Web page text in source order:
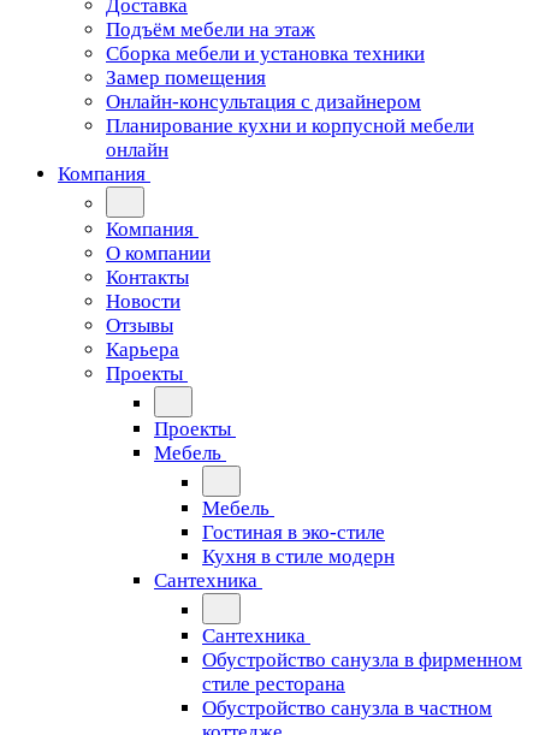
Доставка
Подъём мебели на этаж
Сборка мебели и установка техники
Замер помещения
Онлайн-консультация с дизайнером
Планирование кухни и корпусной мебели
онлайн
Компания
Компания
О компании
Контакты
Новости
Отзывы
Карьера
Проекты
Проекты
Мебель
Мебель
Гостиная в эко-стиле
Кухня в стиле модерн
Сантехника
Сантехника
Обустройство санузла в фирменном
стиле ресторана
Обустройство санузла в частном